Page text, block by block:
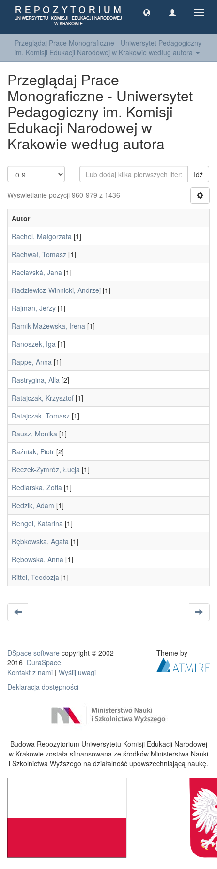
Przeglądaj Prace Monograficzne - Uniwersytet Pedagogiczny
im. Komisji Edukacji Narodowej w Krakowie według autora
Przeglądaj Prace
Monograficzne - Uniwersytet
Pedagogiczny im. Komisji
Edukacji Narodowej w
Krakowie według autora
Idź
Wyświetlanie pozycji 960-979 z 1436
Autor
Rachel, Małgorzata [1]
Rachwał, Tomasz [1]
Raclavská, Jana [1]
Radziewicz-Winnicki, Andrzej [1]
Rajman, Jerzy [1]
Ramik-Mażewska, Irena [1]
Ranoszek, Iga [1]
Rappe, Anna [1]
Rastrygina, Alla [2]
Ratajczak, Krzysztof [1]
Ratajczak, Tomasz [1]
Rausz, Monika [1]
Raźniak, Piotr [2]
Reczek-Zymróz, Łucja [1]
Redlarska, Zofia [1]
Redzik, Adam [1]
Rengel, Katarina [1]
Rębkowska, Agata [1]
Rębowska, Anna [1]
Rittel, Teodozja [1]
DSpace software copyright © 2002-
2016 DuraSpace
Kontakt z nami | Wyślij uwagi
Deklaracja dostępności
Theme by
Budowa Repozytorium Uniwersytetu Komisji Edukacji Narodowej
w Krakowie została sfinansowana ze środków Ministerstwa Nauki
i Szkolnictwa Wyższego na działalność upowszechniającą naukę.